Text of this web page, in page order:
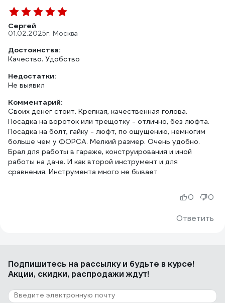
Сергей
01.02.2025г. Москва
Достоинства:
Качество. Удобство
Недостатки:
Не выявил
Комментарий:
Своих денег стоит. Крепкая, качественная голова.
Посадка на вороток или трещотку - отлично, без люфта.
Посадка на болт, гайку - люфт, по ощущению, немногим
больше чем у ФОРСА. Мелкий размер. Очень удобно.
Брал для работы в гараже, конструирования и иной
работы на даче. И как второй инструмент и для
сравнения. Инструмента много не бывает
Ответить
0 0
Подпишитесь на рассылкуи будьте в курсе!
Акции, скидки, распродажи ждут!